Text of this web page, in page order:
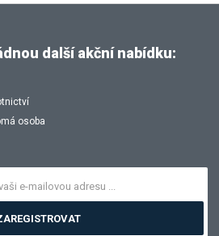
další akční nabídku:
osoba